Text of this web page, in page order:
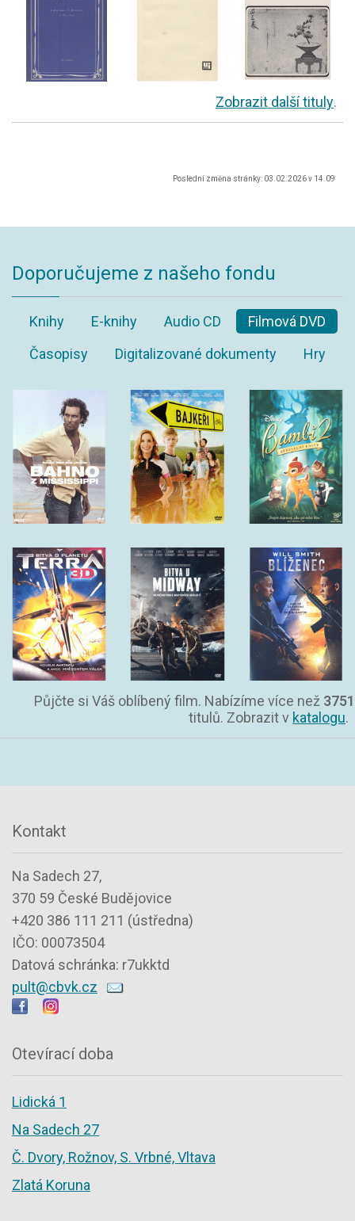
Zobrazit další tituly.
Poslední změna stránky: 03.02.2026 v 14.09
Doporučujeme z našeho fondu
Knihy E-knihy Audio CD
Filmová DVD
Časopisy
Digitalizované dokumenty Hry
Půjčte si Váš oblíbený film. Nabízíme více než 3751
titulů. Zobrazit v katalogu.
Kontakt
Na Sadech 27,
370 59 České Budějovice
+420 386 111 211 (ústředna)
IČO: 00073504
Datová schránka: r7ukktd
pult@cbvk.cz
Otevírací doba
Lidická 1
Na Sadech 27
Č. Dvory, Rožnov, S. Vrbné, Vltava
Zlatá Koruna